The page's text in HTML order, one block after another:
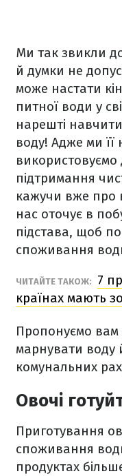
Ми так звикли
й думки не
може настати
питної води у
нарешті
воду! Адже ми її
використовуємо
підтримання
кажучи вже про
нас оточує в
підстава, щоб
споживання
ЧИТАЙТЕ ТАКОЖ:
7
країнах мають
Пропонуємо вам
марнувати воду
комунальних
Овочі
Приготування
споживання
продуктах